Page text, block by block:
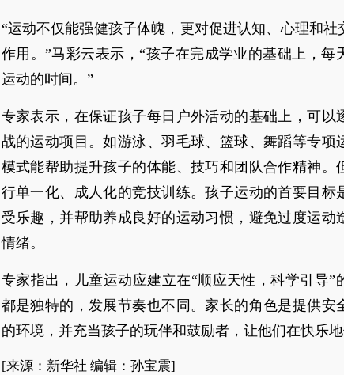
“运动不仅能强健孩子体魄，更对促进认知、心理和社
作用。”马彩云表示，“孩子在完成学业的基础上，每
运动的时间。”
专家表示，在保证孩子每日户外活动的基础上，可以
战的运动项目。如游泳、羽毛球、篮球、舞蹈等专项
模式能帮助提升孩子的体能、技巧和团队合作精神。
行单一化、成人化的竞技训练。孩子运动的首要目标
受乐趣，并帮助养成良好的运动习惯，避免过度运动
情绪。
专家指出，儿童运动应建立在“顺应天性，科学引导”
都是独特的，发展节奏也不同。家长的角色是提供安
的环境，并充当孩子的玩伴和鼓励者，让他们在快乐地
[来源：新华社 编辑：孙宝震]